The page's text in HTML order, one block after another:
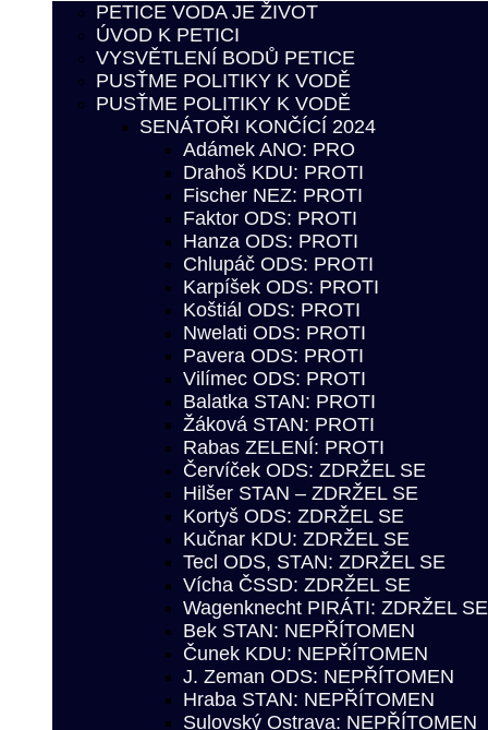
PETICE VODA JE ŽIVOT
ÚVOD K PETICI
VYSVĚTLENÍ BODŮ PETICE
PUSŤME POLITIKY K VODĚ
PUSŤME POLITIKY K VODĚ
SENÁTOŘI KONČÍCÍ 2024
Adámek ANO: PRO
Drahoš KDU: PROTI
Fischer NEZ: PROTI
Faktor ODS: PROTI
Hanza ODS: PROTI
Chlupáč ODS: PROTI
Karpíšek ODS: PROTI
Koštiál ODS: PROTI
Nwelati ODS: PROTI
Pavera ODS: PROTI
Vilímec ODS: PROTI
Balatka STAN: PROTI
Žáková STAN: PROTI
Rabas ZELENÍ: PROTI
Červíček ODS: ZDRŽEL SE
Hilšer STAN – ZDRŽEL SE
Kortyš ODS: ZDRŽEL SE
Kučnar KDU: ZDRŽEL SE
Tecl ODS, STAN: ZDRŽEL SE
Vícha ČSSD: ZDRŽEL SE
Wagenknecht PIRÁTI: ZDRŽEL SE
Bek STAN: NEPŘÍTOMEN
Čunek KDU: NEPŘÍTOMEN
J. Zeman ODS: NEPŘÍTOMEN
Hraba STAN: NEPŘÍTOMEN
Sulovský Ostrava: NEPŘÍTOMEN